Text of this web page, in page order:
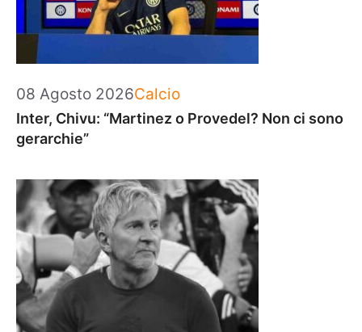
08 Agosto 2026Categorie
Calcio
Inter, Chivu: “Martinez o Provedel? Non ci sono
gerarchie”